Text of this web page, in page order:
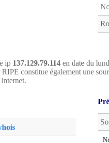
ip 137.129.79.114 en date du
constitue également une